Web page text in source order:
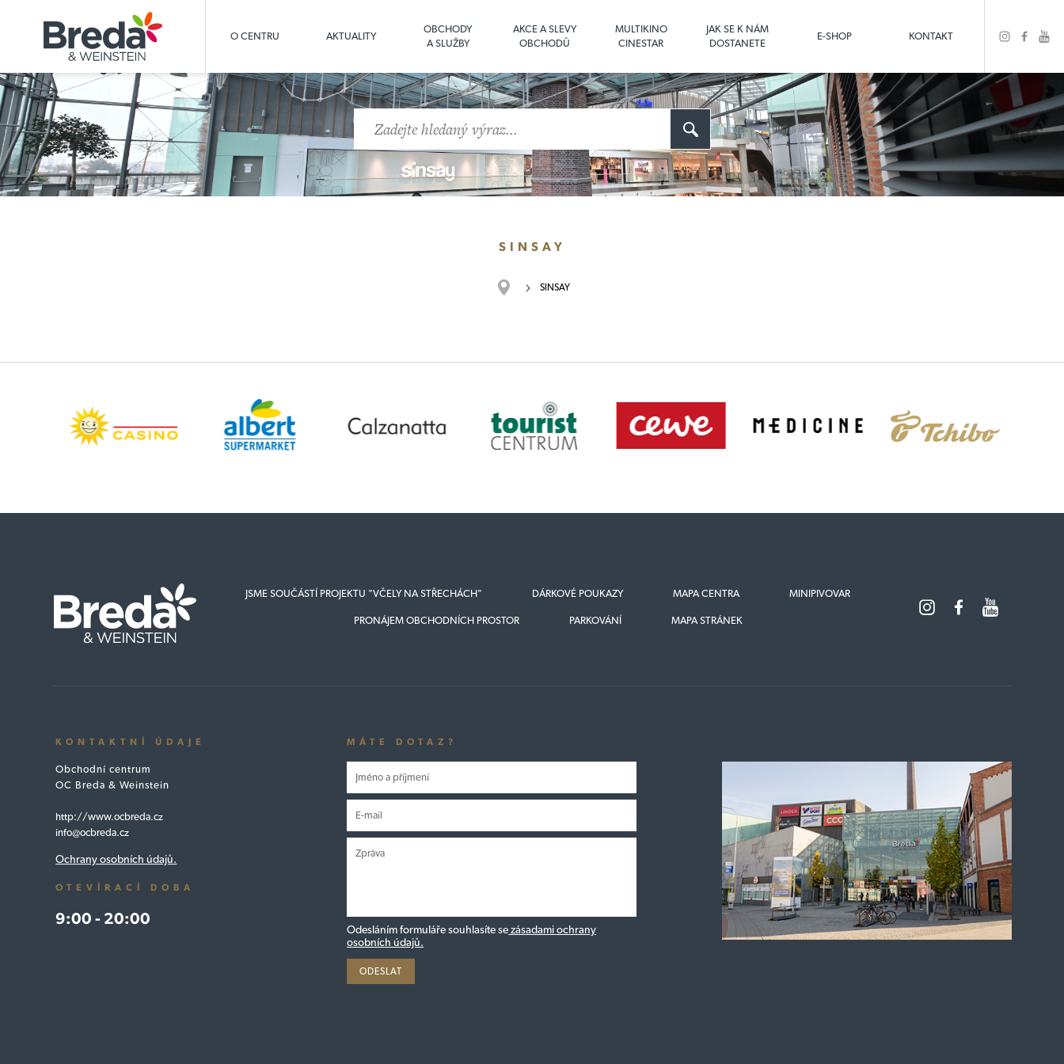
O CENTRU AKTUALITY
OBCHODY
A SLUŽBY
AKCE A SLEVY
OBCHODŮ
MULTIKINO
CINESTAR
JAK SE K NÁM
DOSTANETE
E-SHOP KONTAKT
SINSAY
SINSAY
JSME SOUČÁSTÍ PROJEKTU "VČELY NA STŘECHÁCH" DÁRKOVÉ POUKAZY MAPA CENTRA MINIPIVOVAR
PRONÁJEM OBCHODNÍCH PROSTOR PARKOVÁNÍ MAPA STRÁNEK
KONTAKTNÍ ÚDAJE
Obchodní centrum
OC Breda & Weinstein
http://www.ocbreda.cz
info@ocbreda.cz
Ochrany osobních údajů.
OTEVÍRACÍ DOBA
9:00 - 20:00
MÁTE DOTAZ?
Odesláním formuláře souhlasíte sezásadami ochrany
osobních údajů.